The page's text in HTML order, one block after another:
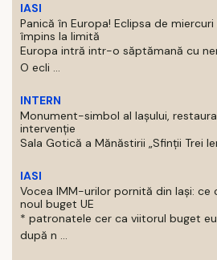
IASI
Panică în Europa! Eclipsa de
împins la limită
Europa intră intr-o săptămană cu
O ecli ...
INTERN
Monument-simbol al Iaşului,
intervenţie
Sala Gotică a Mănăstirii „Sfinţii Trei
IASI
Vocea IMM-urilor pornită din Iași: ce
noul buget UE
* patronatele cer ca viitorul buget
după n ...